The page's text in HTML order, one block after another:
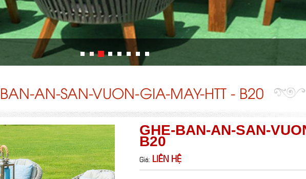
AN-SAN-VUON-GIA-MAY-HTT - B20
GHE-BAN-AN-SAN-
B20
Giá: LIÊN HỆ